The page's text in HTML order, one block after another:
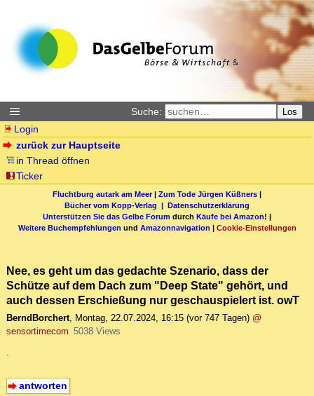
Suche: Los
Login
zurück zur Hauptseite
in Thread öffnen
Ticker
Fluchtburg autark am Meer| Zum Tode Jürgen Küßners |
Bücher vom Kopp-Verlag | Datenschutzerklärung
Unterstützen Sie das Gelbe Forum durch Käufe bei Amazon! |
Weitere Buchempfehlungen und Amazonnavigation | Cookie-Einstellungen
Nee, es geht um das gedachte Szenario, dass der
Schütze auf dem Dach zum "Deep State" gehört, und
auch dessen Erschießung nur geschauspielert ist. owT
BerndBorchert, Montag, 22.07.2024, 16:15 (vor 747 Tagen) @
sensortimecom 5038 Views
.
antworten